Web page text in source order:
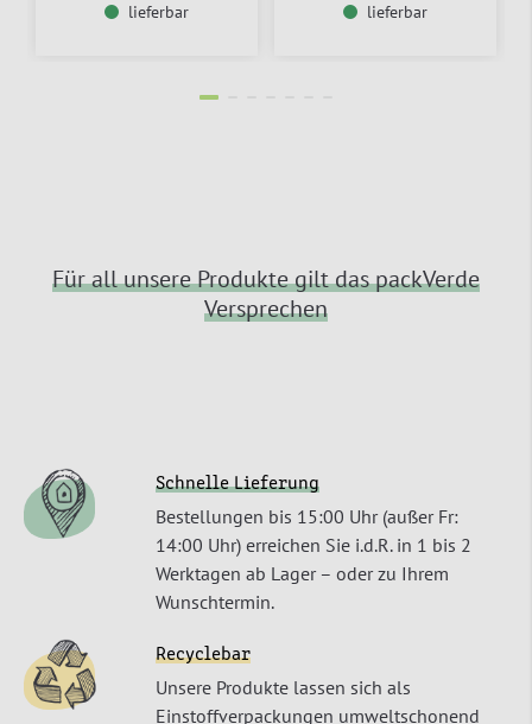
lieferbar lieferbar
Für all unsere Produkte gilt das packVerde
Versprechen
Schnelle Lieferung
Bestellungen bis 15:00 Uhr (außer Fr:
14:00 Uhr) erreichen Sie i.d.R. in 1 bis 2
Werktagen ab Lager – oder zu Ihrem
Wunschtermin.
Recyclebar
Unsere Produkte lassen sich als
Einstoffverpackungen umweltschonend